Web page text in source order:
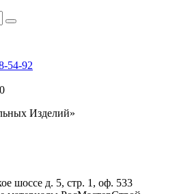
54-92
Изделий»
шоссе д. 5, стр. 1, оф. 533